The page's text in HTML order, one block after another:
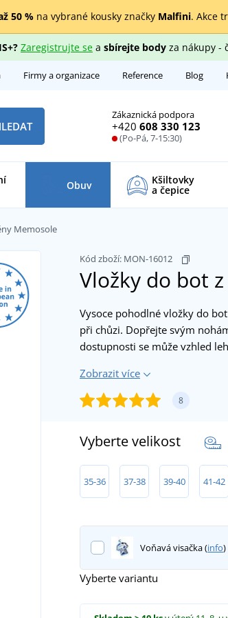
50 %na vybrané kousky značky Malfini. Akce
Zaregistrujte sea sbírejte bodyza nákupy -
Firmy a organizace Reference Blog
Zákaznická podpora
+420 608 330 123
(Po-Pá, 7-15:30)
Obuv Kšiltovky
a čepice
Memosole
Kód zboží: MON-16012
Vložky do bot
Vysoce pohodlné vložky do
při chůzi. Dopřejte svým
dostupnosti se může vzhled
Zobrazit více
8
Vyberte velikost
35-36 37-38 39-40 41-42
Voňavá visačka (info)
Vyberte variantu